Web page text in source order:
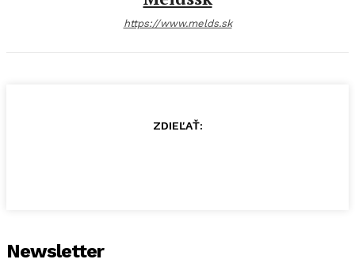
https://www.melds.sk
ZDIEĽAŤ:
Newsletter